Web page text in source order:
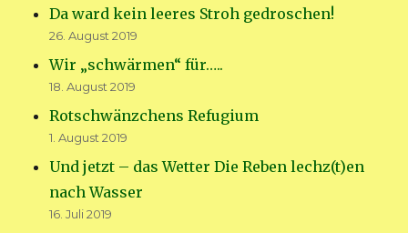
Da ward kein leeres Stroh gedroschen!
26. August 2019
Wir „schwärmen“ für…..
18. August 2019
Rotschwänzchens Refugium
1. August 2019
Und jetzt – das Wetter Die Reben lechz(t)en
nach Wasser
16. Juli 2019